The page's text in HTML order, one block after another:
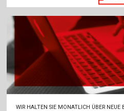
Werben
Für Autor:innen
Verlag
WIR HALTEN SIE MONATLICH ÜBER NEUE